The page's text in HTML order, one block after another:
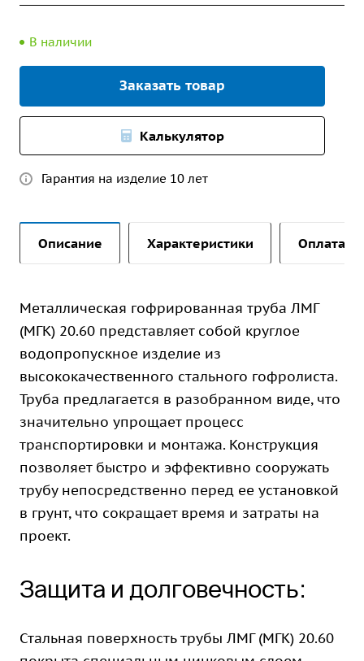
В наличии
Заказать товар
Калькулятор
Гарантия на изделие 10 лет
Описание Характеристики Оплата и
Металлическая гофрированная труба ЛМГ
(МГК) 20.60 представляет собой круглое
водопропускное изделие из
высококачественного стального гофролиста.
Труба предлагается в разобранном виде, что
значительно упрощает процесс
транспортировки и монтажа. Конструкция
позволяет быстро и эффективно сооружать
трубу непосредственно перед ее установкой
в грунт, что сокращает время и затраты на
проект.
Защита и долговечность:
Стальная поверхность трубы ЛМГ (МГК) 20.60